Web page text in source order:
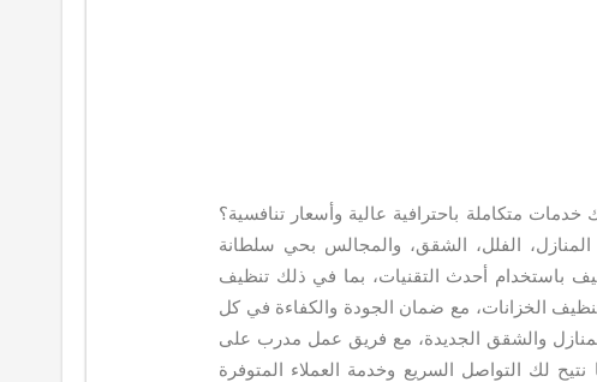
متكاملة باحترافية عالية وأسعار تنافسية؟
الفلل، الشقق، والمجالس بحي سلطانة
باستخدام أحدث التقنيات، بما في ذلك تنظيف
الخزانات، مع ضمان الجودة والكفاءة في كل
والشقق الجديدة، مع فريق عمل مدرب على
لك التواصل السريع وخدمة العملاء المتوفرة